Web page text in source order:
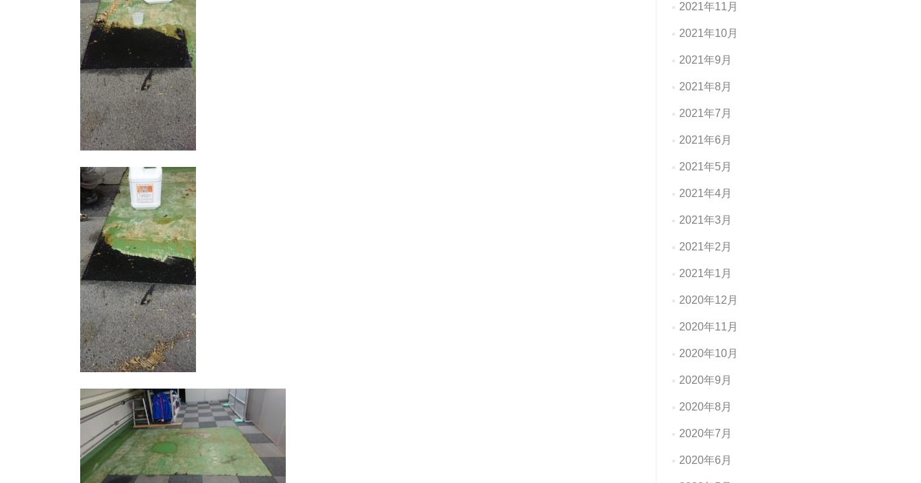
2021年11月
2021年10月
2021年9月
2021年8月
2021年7月
2021年6月
2021年5月
2021年4月
2021年3月
2021年2月
2021年1月
2020年12月
2020年11月
2020年10月
2020年9月
2020年8月
2020年7月
2020年6月